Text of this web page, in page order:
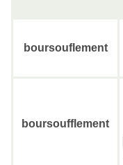
boursouflement
boursoufflement